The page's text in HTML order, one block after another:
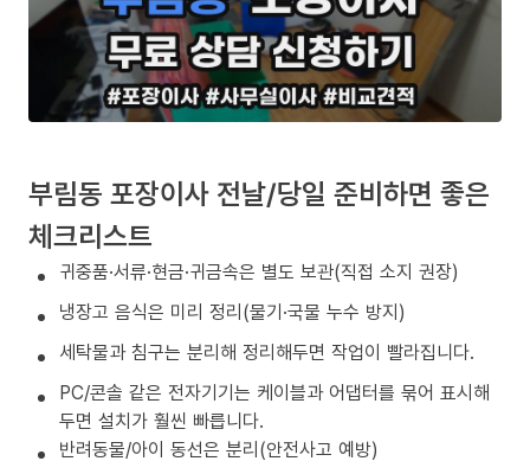
부림동 포장이사 전날/당일 준비하면 좋은
체크리스트
귀중품·서류·현금·귀금속은 별도 보관(직접 소지 권장)
냉장고 음식은 미리 정리(물기·국물 누수 방지)
세탁물과 침구는 분리해 정리해두면 작업이 빨라집니다.
PC/콘솔 같은 전자기기는 케이블과 어댑터를 묶어 표시해
두면 설치가 훨씬 빠릅니다.
반려동물/아이 동선은 분리(안전사고 예방)